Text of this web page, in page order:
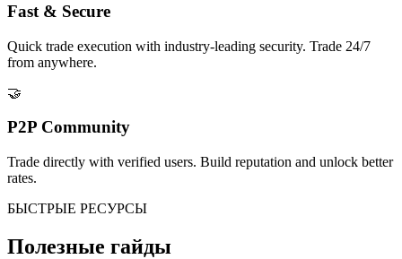
Fast & Secure
Quick trade execution with industry-leading security. Trade 24/7
from anywhere.
🤝
P2P Community
Trade directly with verified users. Build reputation and unlock better
rates.
БЫСТРЫЕ РЕСУРСЫ
Полезные гайды